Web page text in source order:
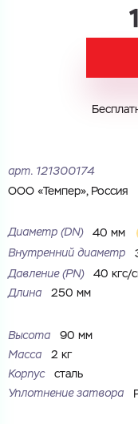
Электронная
Комментарий
Cоглашаюсь
Номер телефона
ЗАГРУЗИТЬ
Файл с
МБ)
Cоглашаюсь
арт. 121300174
ООО «Темпер», Россия
Диаметр (DN)
40 мм
Внутренний диаметр
Давление (РN)
40 кгс/
Длина
250 мм
Высота
90 мм
Масса
2 кг
Корпус
сталь
Уплотнение затвора